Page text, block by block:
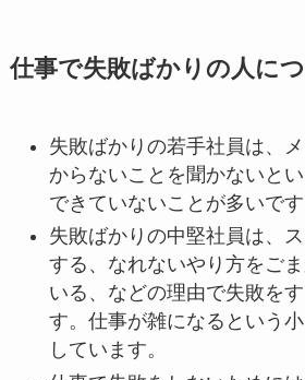
仕事で失敗ばかりの人に
失敗ばかりの若手社員は、
からないことを聞かないと
できていないことが多いです
失敗ばかりの中堅社員は、
する、なれないやり方をご
いる、などの理由で失敗を
す。仕事が雑になるという
しています。